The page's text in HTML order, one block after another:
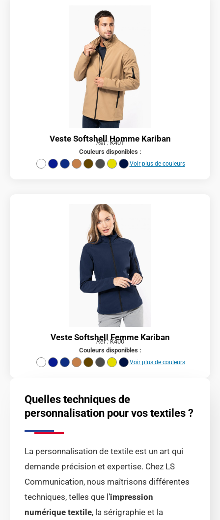
Veste Softshell Homme Kariban
Réf :K401
Couleurs disponibles :
Voir plus de couleurs
Veste Softshell Femme Kariban
Réf :K400
Couleurs disponibles :
Voir plus de couleurs
Quelles techniques de
personnalisation pour vos textiles ?
La personnalisation de textile est un art qui
demande précision et expertise. Chez LS
Communication, nous maîtrisons différentes
techniques, telles que l’impression
numérique textile, la sérigraphie et la